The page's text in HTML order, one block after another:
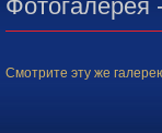
Фотогалерея
Смотрите эту же